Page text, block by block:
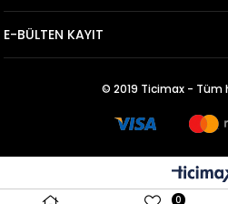
E-BÜLTEN KAYIT
© 2019 Ticimax - Tüm
0